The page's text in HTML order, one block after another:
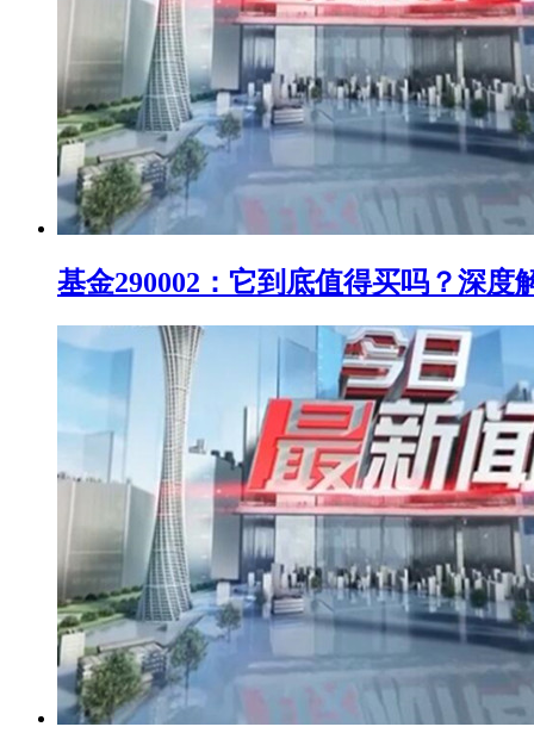
基金290002：它到底值得买吗？深度